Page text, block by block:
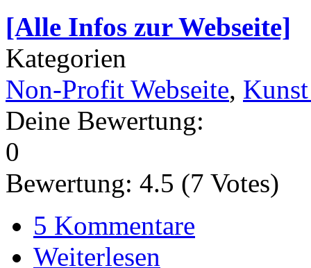
[Alle Infos zur Webseite]
Kategorien
Non-Profit Webseite,
Deine Bewertung:
0
Bewertung: 4.5 (7 Votes)
5 Kommentare
Weiterlesen